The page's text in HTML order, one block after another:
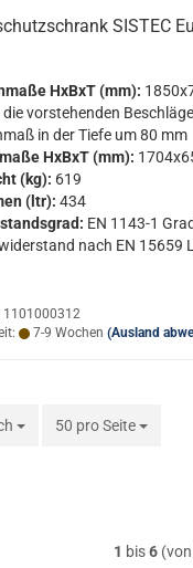
SIS­TEC
HxBxT (mm):
die vor­ste­hen­den
in der Tiefe um 80 mm
HxBxT (mm):
(kg): 619
(ltr): 434
EN 1143-​1
nach EN 15659
1101000312
7-9 Wochen (Ausland
50 pro Seite
pro Seite
1 bis6(von